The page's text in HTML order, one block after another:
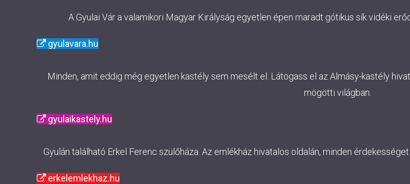
A Gyulai Vár a valamikori Magyar Királyság egyetlen épen maradt gótikus sík vidéki
gyulavara.hu
Minden, amit eddig még egyetlen kastély sem mesélt el. Látogass el az Almásy-kastély
mögötti világban.
gyulaikastely.hu
Gyulán található Erkel Ferenc szülőháza. Az emlékház hivatalos oldalán, minden
erkelemlekhaz.hu